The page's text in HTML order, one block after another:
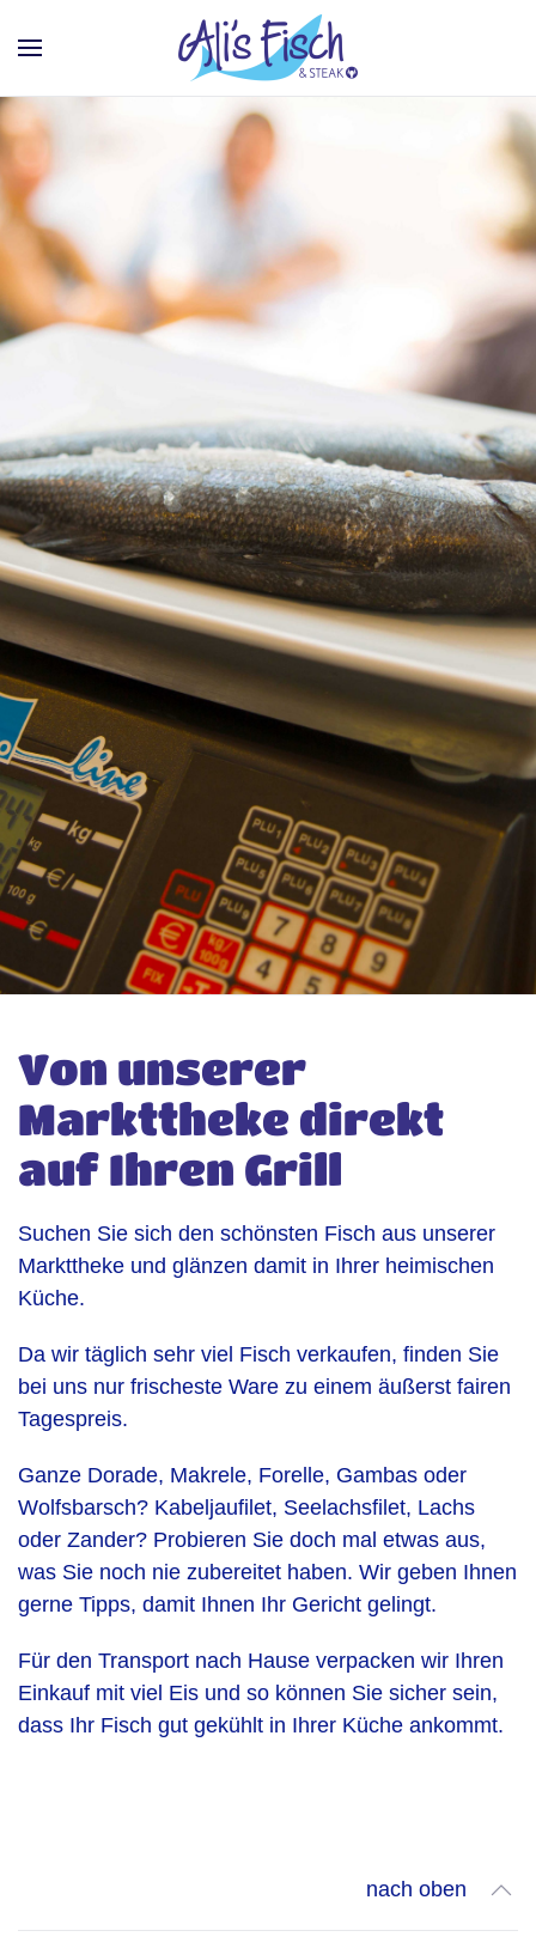
Zum Hauptinhalt springen
Von unserer
Markttheke direkt
auf Ihren Grill
Suchen Sie sich den schönsten Fisch aus unserer
Markttheke und glänzen damit in Ihrer heimischen
Küche.
Da wir täglich sehr viel Fisch verkaufen, finden Sie
bei uns nur frischeste Ware zu einem äußerst fairen
Tagespreis.
Ganze Dorade, Makrele, Forelle, Gambas oder
Wolfsbarsch? Kabeljaufilet, Seelachsfilet, Lachs
oder Zander? Probieren Sie doch mal etwas aus,
was Sie noch nie zubereitet haben. Wir geben Ihnen
gerne Tipps, damit Ihnen Ihr Gericht gelingt.
Für den Transport nach Hause verpacken wir Ihren
Einkauf mit viel Eis und so können Sie sicher sein,
dass Ihr Fisch gut gekühlt in Ihrer Küche ankommt.
nach oben